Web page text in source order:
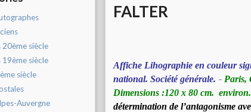
20ème siècle
19ème siècle
siècle
Auvergne
FALTER
Affiche Lihographie en couleur
national. Société générale. - Paris,
Dimensions :120 x 80 cm.
détermination de l’antagonisme